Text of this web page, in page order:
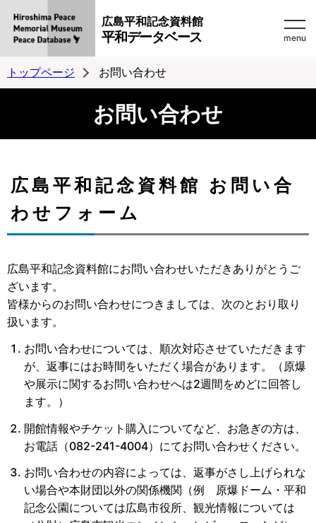
広島平和記念資料館
平和データベース menu
トップページ お問い合わせ
お問い合わせ
広島平和記念資料館 お問い合
わせフォーム
広島平和記念資料館にお問い合わせいただきありがとうご
ざいます。
皆様からのお問い合わせにつきましては、次のとおり取り
扱います。
お問い合わせについては、順次対応させていただきます
が、返事にはお時間をいただく場合があります。（原爆
や展示に関するお問い合わせへは2週間をめどに回答し
ます。）
開館情報やチケット購入についてなど、お急ぎの方は、
お電話（082-241-4004）にてお問い合わせください。
お問い合わせの内容によっては、返事がさし上げられな
い場合や本財団以外の関係機関（例 原爆ドーム・平和
記念公園については広島市役所、観光情報については